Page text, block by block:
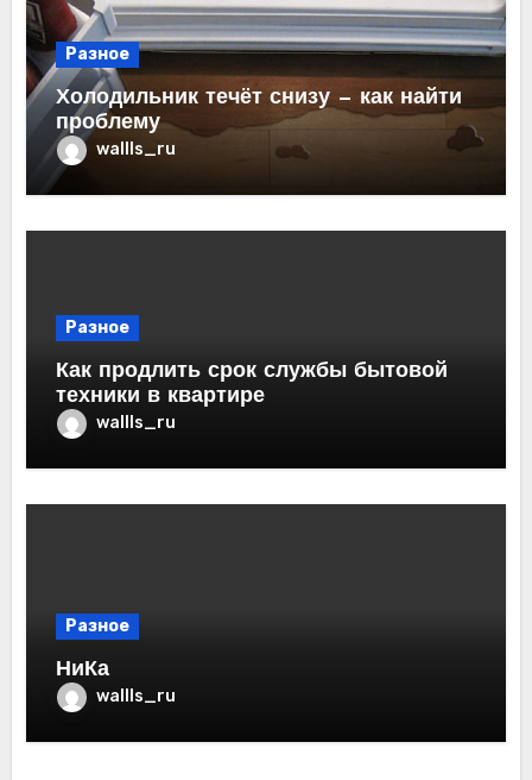
Разное
Холодильник течёт снизу — как найти
проблему
wallls_ru
Разное
Как продлить срок службы бытовой
техники в квартире
wallls_ru
Разное
НиКа
wallls_ru